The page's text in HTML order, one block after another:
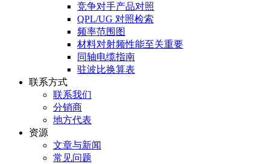
竞争对手产品对照
QPL/UG 对照检索
频率范围图
材料对射频性能至关重要
同轴电缆指南
驻波比换算表
联系方式
联系我们
分销商
地方代表
资源
文章与新闻
常见问题